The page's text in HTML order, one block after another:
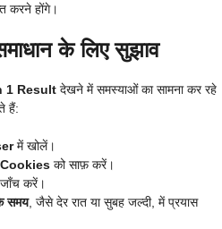
करने होंगे।
के लिए सुझाव
1 Result देखने में समस्याओं का सामना कर रहे
हैं:
में खोलें।
को साफ़ करें।
करें।
समय, जैसे देर रात या सुबह जल्दी, में प्रयास